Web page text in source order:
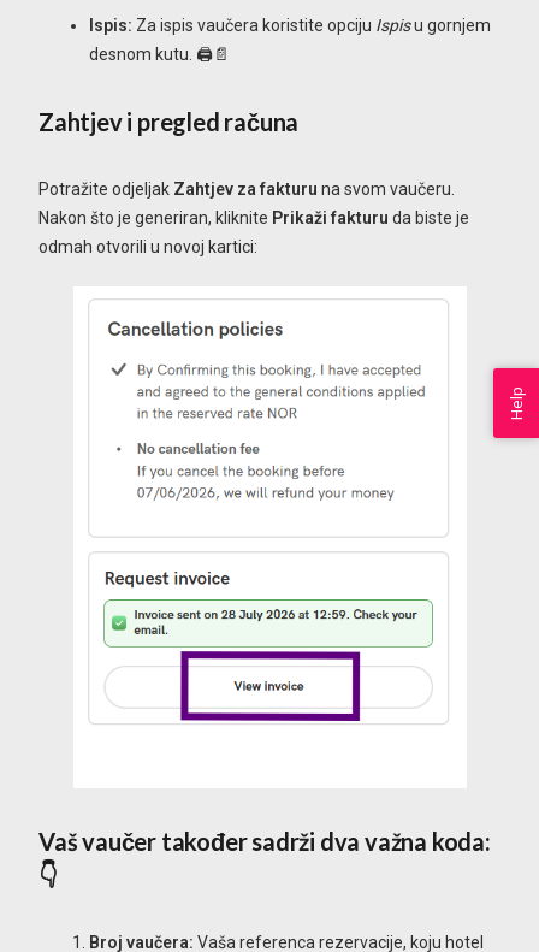
Ispis: Za ispis vaučera koristite opciju Ispisu gornjem
desnom kutu. 🖨️📄
Zahtjev i pregled računa
Potražite odjeljak Zahtjev za fakturu na svom vaučeru.
Nakon što je generiran, kliknite Prikaži fakturu da biste je
odmah otvorili u novoj kartici:
Vaš vaučer također sadrži dva važna koda:
👇
Broj vaučera: Vaša referenca rezervacije, koju hotel
Help